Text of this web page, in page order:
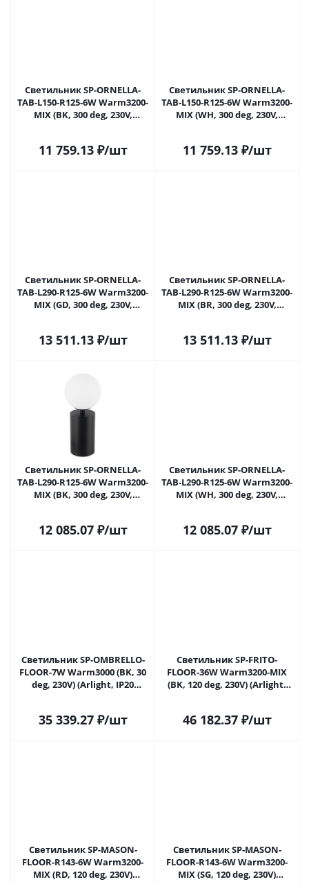
Светильник SP-ORNELLA-
TAB-L150-R125-6W Warm3200-
MIX (BK, 300 deg, 230V,
11 759.13₽/шт
Светильник SP-ORNELLA-
TAB-L150-R125-6W Warm3200-
MIX (WH, 300 deg, 230V,
11 759.13₽/шт
Светильник SP-ORNELLA-
TAB-L290-R125-6W Warm3200-
MIX (GD, 300 deg, 230V,
13 511.13₽/шт
Светильник SP-ORNELLA-
TAB-L290-R125-6W Warm3200-
MIX (BR, 300 deg, 230V,
13 511.13₽/шт
Светильник SP-ORNELLA-
TAB-L290-R125-6W Warm3200-
MIX (BK, 300 deg, 230V,
12 085.07₽/шт
Светильник SP-ORNELLA-
TAB-L290-R125-6W Warm3200-
MIX (WH, 300 deg, 230V,
12 085.07₽/шт
Светильник SP-OMBRELLO-
FLOOR-7W Warm3000 (BK, 30
deg, 230V) (Arlight, IP20
35 339.27₽/шт
Светильник SP-FRITO-
FLOOR-36W Warm3200-MIX
(BK, 120 deg, 230V) (Arlight,
46 182.37₽/шт
Светильник SP-MASON-
FLOOR-R143-6W Warm3200-
MIX (RD, 120 deg, 230V)
Светильник SP-MASON-
FLOOR-R143-6W Warm3200-
MIX (SG, 120 deg, 230V)